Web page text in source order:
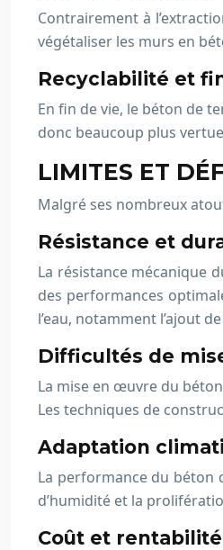
Contrairement à
végétaliser les murs en
Recyclabilité et
En fin de vie, le béton de
donc beaucoup plus
LIMITES ET
Malgré ses nombreux
Résistance et
La résistance mécanique
des performances
l’eau, notamment l’ajout
Difficultés de
La mise en œuvre du
Les techniques de
Adaptation
La performance du béton
d’humidité et la
Coût et rentabilité